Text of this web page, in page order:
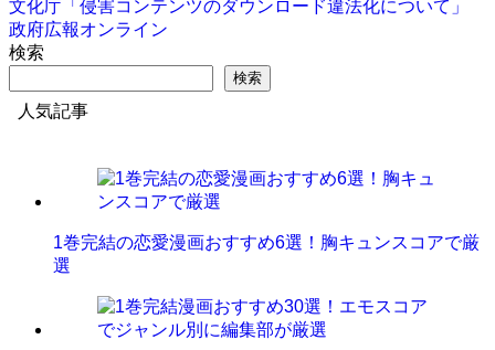
文化庁「侵害コンテンツのダウンロード違法化について」
政府広報オンライン
検索
検索
人気記事
1巻完結の恋愛漫画おすすめ6選！胸キュンスコアで厳
選